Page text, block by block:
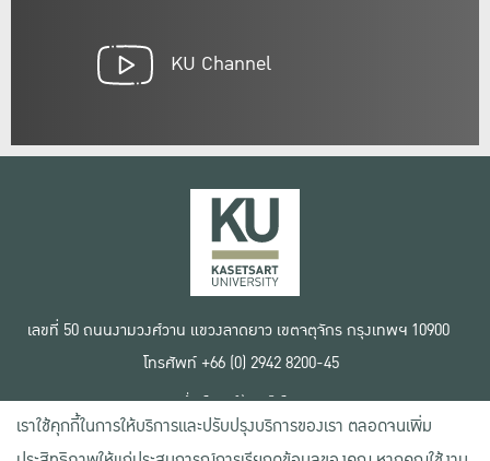
KU Channel
เลขที่ 50 ถนนงามวงศ์วาน แขวงลาดยาว เขตจตุจักร กรุงเทพฯ 10900
โทรศัพท์ +66 (0) 2942 8200-45
เงื่อนไขการใช้งานเว็บไซต์
ข้อตกลงด้านสิทธิ์ใช้งาน
นโยบายความเป็นส่วนตัว
เราใช้คุกกี้ในการให้บริการและปรับปรุงบริการของเรา ตลอดจนเพิ่ม